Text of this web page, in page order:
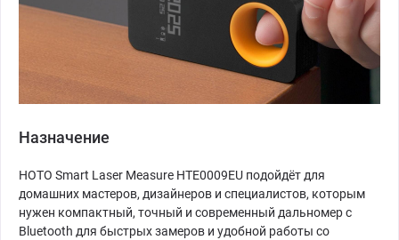
Назначение
HOTO Smart Laser Measure HTE0009EU подойдёт для
домашних мастеров, дизайнеров и специалистов, которым
нужен компактный, точный и современный дальномер с
Bluetooth для быстрых замеров и удобной работы со